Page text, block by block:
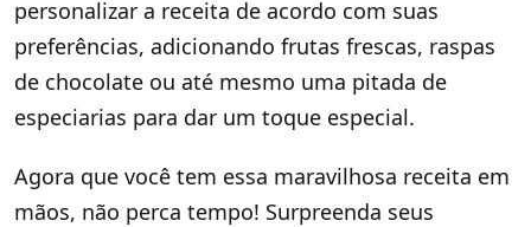
personalizar a receita de acordo com suas
preferências, adicionando frutas frescas, raspas
de chocolate ou até mesmo uma pitada de
especiarias para dar um toque especial.
Agora que você tem essa maravilhosa receita em
mãos, não perca tempo! Surpreenda seus